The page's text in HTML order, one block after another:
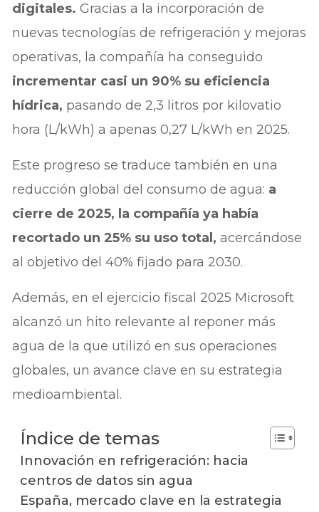
digitales.Gracias a la incorporación de
nuevas tecnologías de refrigeración y mejoras
operativas, la compañía ha conseguido
incrementar casi un 90% su eficiencia
hídrica, pasando de 2,3 litros por kilovatio
hora (L/kWh) a apenas 0,27 L/kWh en 2025.
Este progreso se traduce también en una
reducción global del consumo de agua: a
cierre de 2025, la compañía ya había
recortado un 25% su uso total,acercándose
al objetivo del 40% fijado para 2030.
Además, en el ejercicio fiscal 2025 Microsoft
alcanzó un hito relevante al reponer más
agua de la que utilizó en sus operaciones
globales, un avance clave en su estrategia
medioambiental.
Índice de temas
Innovación en refrigeración: hacia
centros de datos sin agua
España, mercado clave en la estrategia